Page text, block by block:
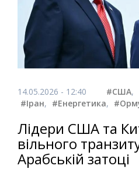
14.05.2026 - 12:40 #США,
#Іран, #Енергетика,
Лідери США та
вільного
Арабській затоці